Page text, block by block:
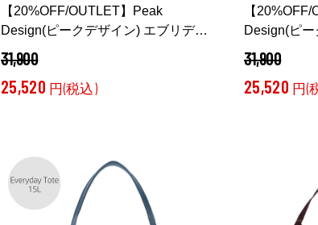
【20%OFF/OUTLET】Peak
Design(ピークデザイン) エブリデイ
トートパック 20L エクリプス /
BEDTP-20-EP-3
31,900
25,520 円(税込)
【
Design(ピ
トートパッ
BEDTP-20-
31,900
25,520 円(